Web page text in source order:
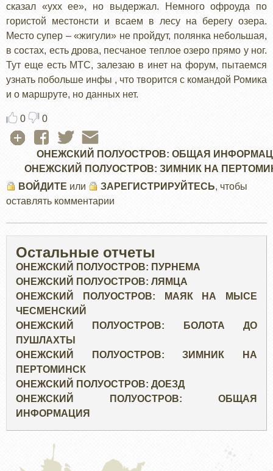
сказал «ухх ее», но выдержал. Немного офроуда по
гористой местонсти и всаем в лесу на берегу озера.
Место супер – «жигули» не пройдут, полянка небольшая,
в состах, есть дрова, песчаное теплое озеро прямо у ног.
Тут еще есть МТС, залезаю в инет на форум, пытаемся
узнать побольше инфы , что творится с командой Ромика
и о маршруте, но данных нет.
0 0
ОНЕЖСКИЙ ПОЛУОСТРОВ: ОБЩАЯ
ОНЕЖСКИЙ ПОЛУОСТРОВ: ЗИМНИК НА
ВОЙДИТЕ или ЗАРЕГИСТРИРУЙТЕСЬ, чтобы
оставлять комментарии
Остальные отчеты
ОНЕЖСКИЙ ПОЛУОСТРОВ: ПУРНЕМА
ОНЕЖСКИЙ ПОЛУОСТРОВ: ЛЯМЦА
ОНЕЖСКИЙ ПОЛУОСТРОВ: МАЯК НА МЫСЕ
ЧЕСМЕНСКИЙ
ОНЕЖСКИЙ ПОЛУОСТРОВ: БОЛОТА ДО
ПУШЛАХТЫ
ОНЕЖСКИЙ ПОЛУОСТРОВ: ЗИМНИК НА
ПЕРТОМИНСК
ОНЕЖСКИЙ ПОЛУОСТРОВ: ДОЕЗД
ОНЕЖСКИЙ ПОЛУОСТРОВ: ОБЩАЯ
ИНФОРМАЦИЯ